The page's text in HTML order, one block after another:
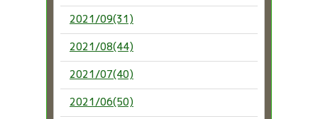
2021/09(31)
2021/08(44)
2021/07(40)
2021/06(50)